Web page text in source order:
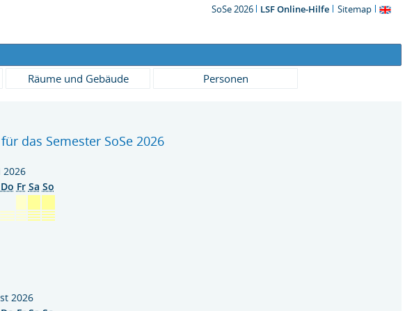
SoSe 2026 LSF Online-Hilfe Sitemap
Räume und Gebäude Personen
das Semester SoSe 2026
2026
Do Fr Sa So
2026